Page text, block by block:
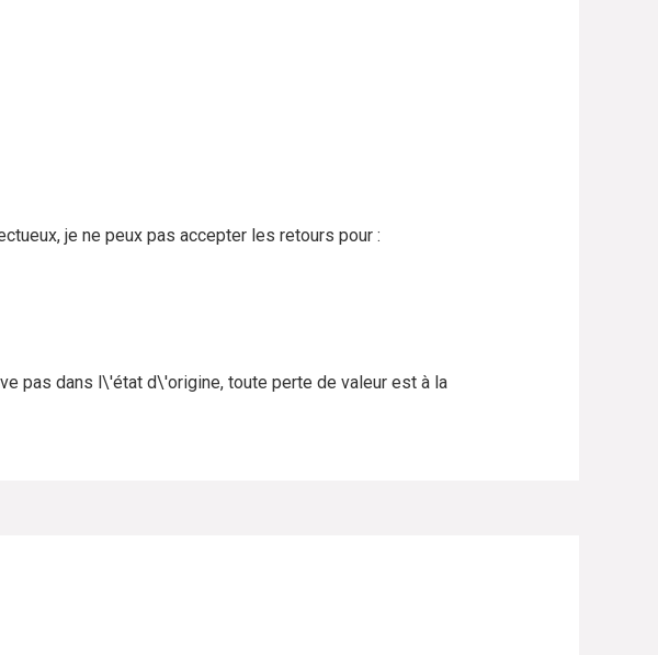
je ne peux pas accepter les retours pour :
pas dans l\'état d\'origine, toute perte de valeur est à la